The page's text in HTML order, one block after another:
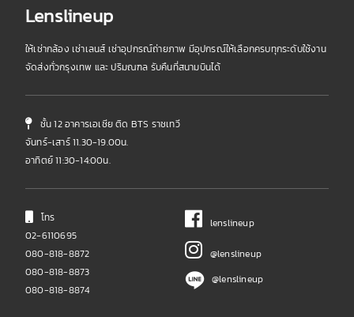
Lenslineup
ให้เช่ากล้อง เช่าเลนส์ เช่าอุปกรณ์ถ่ายภาพ มีอุปกรณ์ให้เลือกครบทุกระดับใช้งาน
จัดส่งทั่วกรุงเทพ และ ปริมณฑล รับคืนที่สนามบินได้
ชั้น 12 อาคารเอเชีย ติด BTS ราชเทวี
จันทร์-เสาร์ 11.30-19.00น.
อาทิตย์ 11:30-14:00น.
โทร
02-6110695
080-818-8872
080-818-8873
080-818-8874
lenslineup
@lenslineup
@lenslineup